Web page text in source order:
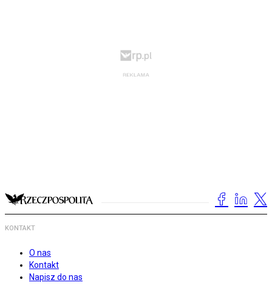
KONTAKT
O nas
Kontakt
Napisz do nas